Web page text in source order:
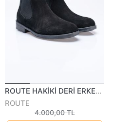
ROUTE HAKİKİ DERİ ERKEK GÜNLÜK BOT 444422K
ROUTE
4.000,00 TL